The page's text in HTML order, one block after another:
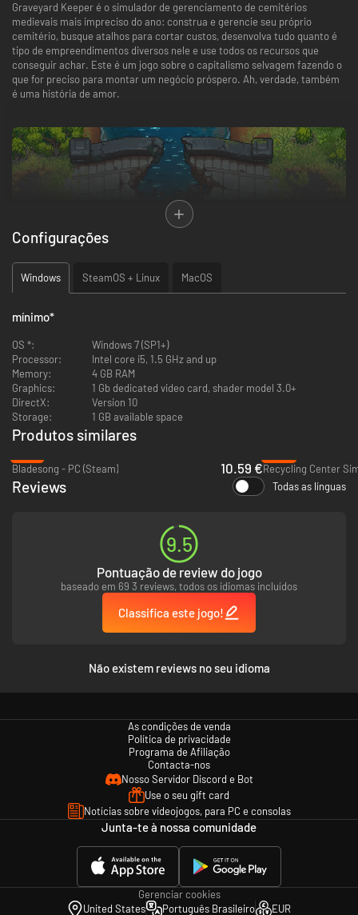
Graveyard Keeper é o simulador de gerenciamento de cemitérios
medievais mais impreciso do ano: construa e gerencie seu próprio
cemitério, busque atalhos para cortar custos, desenvolva tudo quanto é
tipo de empreendimentos diversos nele e use todos os recursos que
conseguir achar. Este é um jogo sobre o capitalismo selvagem fazendo o
que for preciso para montar um negócio próspero. Ah, verdade, também
é uma história de amor.
Enfrente dilemas éticos. Quer mesmo gastar dinheiro com esse
hambúrguer decente para o festival da pira das bruxas quando há
Reúna recursos valiosos e crie novos itens. Transforme seu
cemitério num negócio próspero, reúna recursos valiosos
espalhados pelas redondezas e explore o que esta terra tem a
Missões e cadáveres. Acho que esses defuntos não precisam de
todos esses órgãos, não é? Qual o problema de moê-los e vender
para o açougueiro local? Claro, também dá para você sair em
missões, a escolha é sua.
ingredientes úteis que podem ou não envenenar um montão de
Configurações
Windows SteamOS + Linux MacOS
mínimo*
OS *:
Windows 7 (SP1+)
Processor:
Intel core i5, 1.5 GHz and up
Memory:
4 GB RAM
Graphics:
1 Gb dedicated video card, shader model 3.0+
DirectX:
Version 10
Storage:
1 GB available space
Produtos similares
Bladesong - PC (Steam)
10.59 €Recycling Center
Reviews Todas as línguas
9.5
Pontuação de review do jogo
baseado em 69 3 reviews, todos os idiomas incluídos
Classifica este jogo!
Não existem reviews no seu idioma
As condições de venda
Política de privacidade
Programa de Afiliação
Contacta-nos
Nosso Servidor Discord e Bot
Use o seu gift card
Notícias sobre videojogos, para PC e consolas
Junta-te à nossa comunidade
Gerenciar cookies
United States
Português Brasileiro EUR